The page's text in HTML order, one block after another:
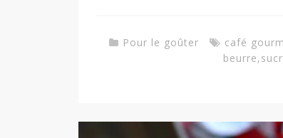
Pour le goûter café
beurre,